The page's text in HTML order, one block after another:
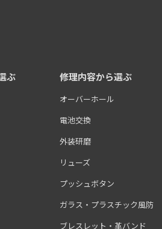
ぶ 修理内容から選ぶ
オーバーホール
電池交換
外装研磨
リューズ
プッシュボタン
ガラス・プラスチック風防
ブレスレット・革バンド